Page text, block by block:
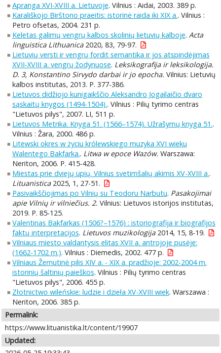
Apranga XVI-XVIII a. Lietuvoje. Vilnius : Aidai, 2003. 389 p.
Karališkojo Birštono praeitis: istorinė raida iki XIX a.. Vilnius :
Petro ofsetas, 2004. 231 p.
Keletas galimų vengrų kalbos skolinių lietuvių kalboje. Acta
linguistica Lithuanica2020, 83, 79-97.
Lietuvių versti ir vengrų fordit semantika ir jos atspindėjimas
XVII-XVIII a. vengrų žodynuose. Leksikografija ir leksikologija.
D. 3, Konstantino Sirvydo darbai ir jo epocha. Vilnius: Lietuvių
kalbos institutas, 2013. P. 377-386.
Lietuvos didžiojo kunigaikščio Aleksandro Jogailaičio dvaro
sąskaitų knygos (1494-1504).. Vilnius : Pilių tyrimo centras
"Lietuvos pilys", 2007. LI, 511 p.
Lietuvos Metrika. Knyga 51. (1566–1574). Užrašymų knyga 51..
Vilnius : Žara, 2000. 486 p.
Litewski okres w życiu królewskiego muzyka XVI wieku
Walentego Bakfarka.. Litwa w epoce Wazów. Warszawa:
Neriton, 2006. P. 415-428.
Miestas prie dviejų upių. Vilnius svetimšalių akimis XV-XVIII a..
Lituanistica2025, 1, 27-51.
Pasivaikščiojimas po Vilnių su Teodoru Narbutu. Pasakojimai
apie Vilnių ir vilniečius. 2. Vilnius: Lietuvos istorijos institutas,
2019. P. 85-125.
Valentinas Bakfarkas (1506?–1576) : istoriografija ir biografijos
faktų interpretacijos. Lietuvos muzikologija2014, 15, 8-19.
Vilniaus miesto valdantysis elitas XVII a. antrojoje pusėje:
(1662-1702 m.). Vilnius : Diemedis, 2002. 477 p.
Vilniaus Žemutinė pilis XIV a. - XIX a. pradžioje: 2002-2004 m.
istorinių šaltinių paieškos. Vilnius : Pilių tyrimo centras
"Lietuvos pilys", 2006. 455 p.
Złotnictwo wileńskie: ludzie i dzieła XV-XVIII wiek. Warszawa :
Neriton, 2006. 385 p.
Permalink:
https://www.lituanistika.lt/content/19907
Updated: